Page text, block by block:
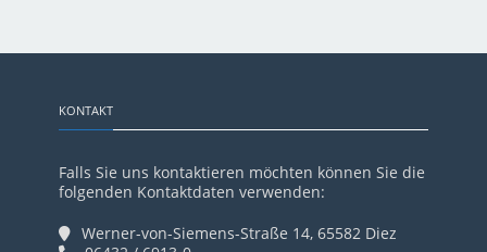
KONTAKT
Falls Sie uns kontaktieren möchten können Sie die
folgenden Kontaktdaten verwenden:
Werner-von-Siemens-Straße 14, 65582 Diez